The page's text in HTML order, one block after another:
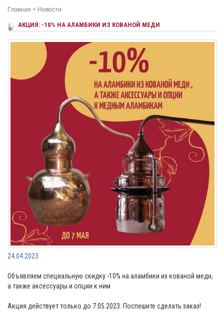
Главная > Новости
АКЦИЯ: -10% НА АЛАМБИКИ ИЗ КОВАНОЙ МЕДИ
24.04.2023
Объявляем специальную скидку -10% на аламбики из кованой меди,
а также аксессуары и опции к ним
Акция действует только до 7.05.2023. Поспешите сделать заказ!